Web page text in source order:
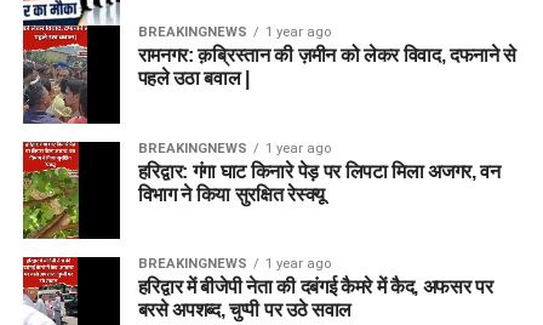
BREAKINGNEWS 1 year ago
रामनगर: क़ब्रिस्तान की ज़मीन को लेकर विवाद, दफनाने से
पहले उठा बवाल |
BREAKINGNEWS 1 year ago
हरिद्वार: गंगा घाट किनारे पेड़ पर लिपटा मिला अजगर, वन
विभाग ने किया सुरक्षित रेस्क्यू
BREAKINGNEWS 1 year ago
हरिद्वार में बीजेपी नेता की दबंगई कैमरे में कैद, अफसर पर
बरसे अपशब्द, चुप्पी पर उठे सवाल